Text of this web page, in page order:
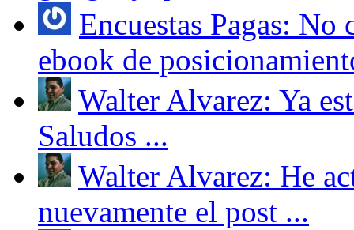
Encuestas Pagas:
ebook de
Walter Alvarez: Ya
Saludos ...
Walter Alvarez: He
nuevamente el post ...